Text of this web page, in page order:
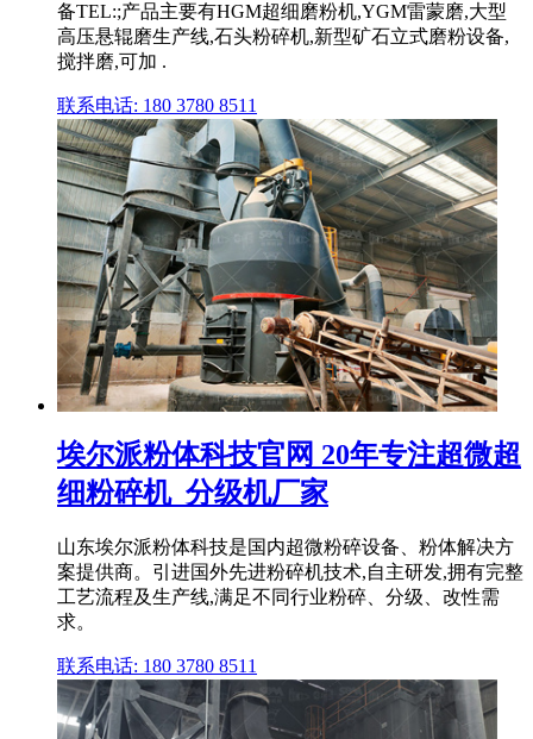
备TEL:;产品主要有HGM超细磨粉机,YGM雷蒙磨,大型
高压悬辊磨生产线,石头粉碎机,新型矿石立式磨粉设备,
搅拌磨,可加 .
联系电话: 180 3780 8511
埃尔派粉体科技官网 20年专注超微超
细粉碎机_分级机厂家
山东埃尔派粉体科技是国内超微粉碎设备、粉体解决方
案提供商。引进国外先进粉碎机技术,自主研发,拥有完整
工艺流程及生产线,满足不同行业粉碎、分级、改性需
求。
联系电话: 180 3780 8511